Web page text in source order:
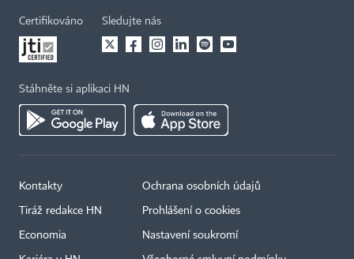
Certifikováno Sledujte nás
Stáhněte si aplikaci HN
Kontakty
Tiráž redakce HN
Economia
Ochrana osobních údajů
Prohlášení o cookies
Nastavení soukromí